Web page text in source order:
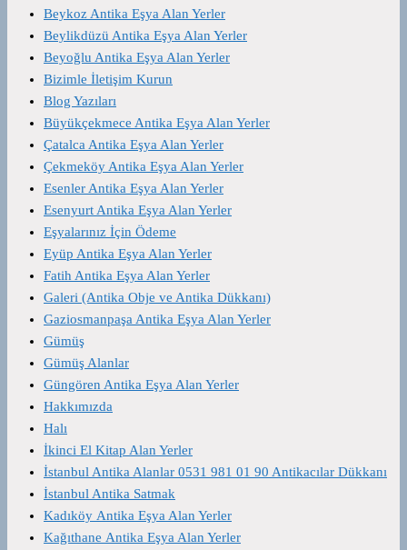
Beykoz Antika Eşya Alan Yerler
Beylikdüzü Antika Eşya Alan Yerler
Beyoğlu Antika Eşya Alan Yerler
Bizimle İletişim Kurun
Blog Yazıları
Büyükçekmece Antika Eşya Alan Yerler
Çatalca Antika Eşya Alan Yerler
Çekmeköy Antika Eşya Alan Yerler
Esenler Antika Eşya Alan Yerler
Esenyurt Antika Eşya Alan Yerler
Eşyalarınız İçin Ödeme
Eyüp Antika Eşya Alan Yerler
Fatih Antika Eşya Alan Yerler
Galeri (Antika Obje ve Antika Dükkanı)
Gaziosmanpaşa Antika Eşya Alan Yerler
Gümüş
Gümüş Alanlar
Güngören Antika Eşya Alan Yerler
Hakkımızda
Halı
İkinci El Kitap Alan Yerler
İstanbul Antika Alanlar 0531 981 01 90 Antikacılar Dükkanı
İstanbul Antika Satmak
Kadıköy Antika Eşya Alan Yerler
Kağıthane Antika Eşya Alan Yerler